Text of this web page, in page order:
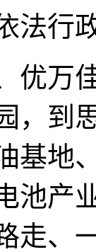
法行
优万
，到
基地
池产
、